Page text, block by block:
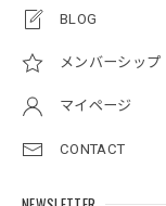
BLOG
メンバーシップ
マイページ
CONTACT